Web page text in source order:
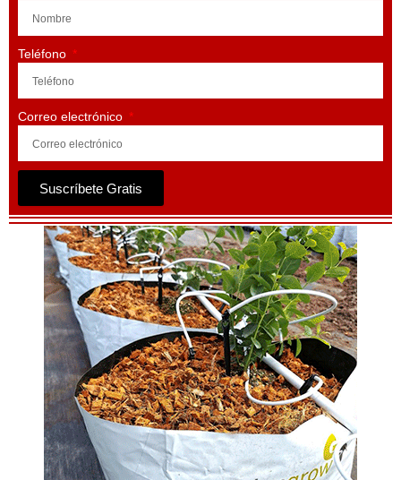
Teléfono
Correo electrónico
Suscríbete Gratis